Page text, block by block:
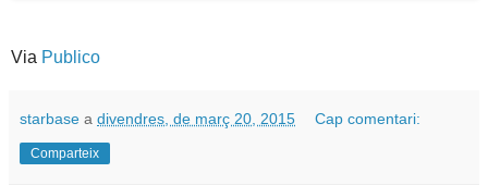
Via Publico
starbase a divendres, de març 20, 2015 Cap comentari:
Comparteix